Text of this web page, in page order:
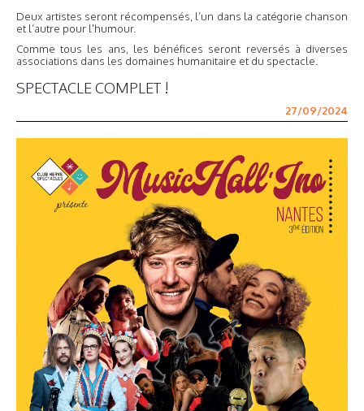
Deux artistes seront récompensés, l’un dans la catégorie chanson
et l’autre pour l'humour.
Comme tous les ans, les bénéfices seront reversés à diverses
associations dans les domaines humanitaire et du spectacle.
SPECTACLE COMPLET !
27/09/2024